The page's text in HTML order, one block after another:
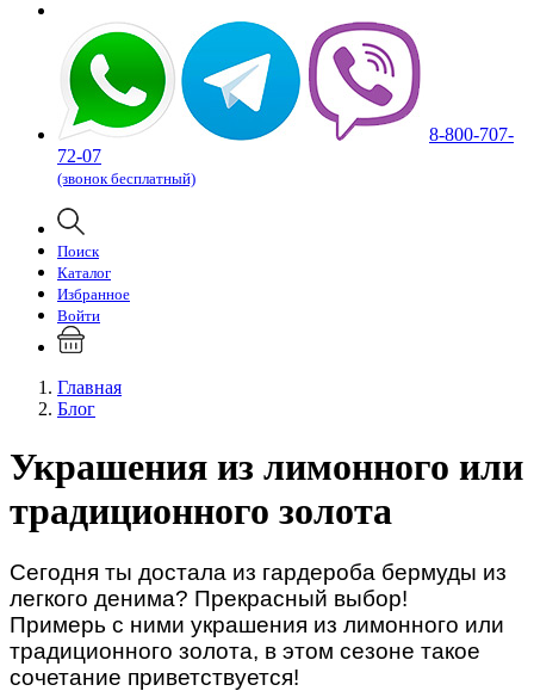
8-800-707-
72-07
(звонок бесплатный)
Поиск
Каталог
Избранное
Войти
Главная
Блог
Украшения из лимонного или
традиционного золота
Сегодня ты достала из гардероба бермуды из
легкого денима? Прекрасный выбор!
Примерь с ними украшения из лимонного или
традиционного золота, в этом сезоне такое
сочетание приветствуется!